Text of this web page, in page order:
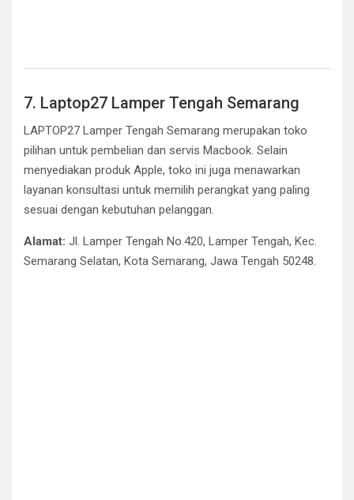
7. Laptop27 Lamper Tengah Semarang
LAPTOP27 Lamper Tengah Semarang merupakan toko
pilihan untuk pembelian dan servis Macbook. Selain
menyediakan produk Apple, toko ini juga menawarkan
layanan konsultasi untuk memilih perangkat yang paling
sesuai dengan kebutuhan pelanggan.
Alamat: Jl. Lamper Tengah No.420, Lamper Tengah, Kec.
Semarang Selatan, Kota Semarang, Jawa Tengah 50248.